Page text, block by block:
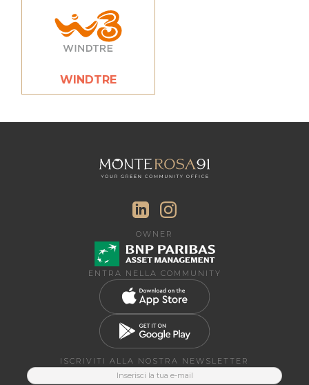
WINDTRE
OWNER
ENTRA NELLA COMMUNITY
ISCRIVITI ALLA NOSTRA NEWSLETTER